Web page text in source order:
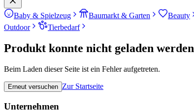
Baby & Spielzeug Baumarkt & Garten Beauty
Outdoor
Tierbedarf
Produkt konnte nicht geladen werden
Beim Laden dieser Seite ist ein Fehler aufgetreten.
Erneut versuchen Zur Startseite
Unternehmen